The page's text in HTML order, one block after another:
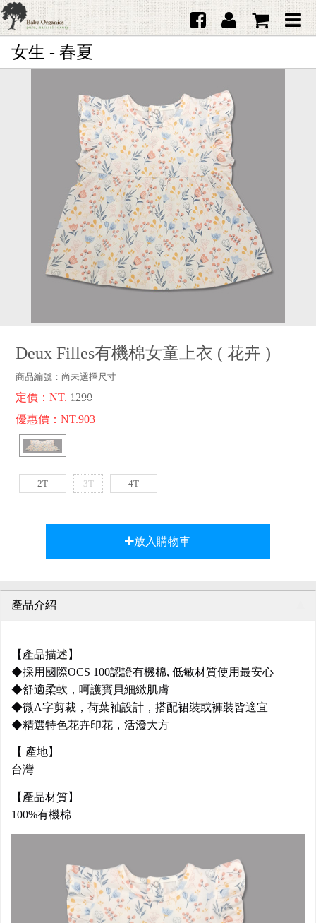
首頁
日本品牌育兒配件
韓國Merebe寶寶配件
禮品
客服專區
女生 - 春夏
Deux Filles有機棉女童上衣 (花卉 )
商品編號： 尚未選擇尺寸
定價：NT.1290
優惠價：NT.903
2T 3T 4T
放入購物車
產品介紹
【產品描述】
◆採用國際OCS 100認證有機棉, 低敏材質使用最安心
◆舒適柔軟，呵護寶貝細緻肌膚
◆微A字剪裁，荷葉袖設計，搭配裙裝或褲裝皆適宜
◆精選特色花卉印花，活潑大方
【 產地】
台灣
【產品材質】
100%有機棉